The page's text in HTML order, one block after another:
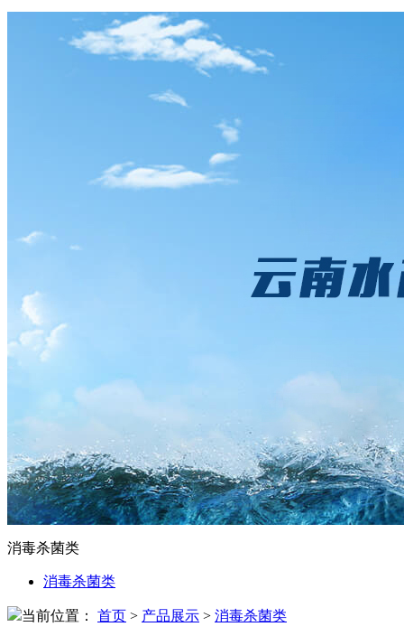
消毒杀菌类
消毒杀菌类
当前位置： 首页 > 产品展示 > 消毒杀菌类